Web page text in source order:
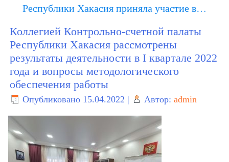
Республики Хакасия приняла участие в…
Коллегией Контрольно-счетной палаты
Республики Хакасия рассмотрены
результаты деятельности в I квартале 2022
года и вопросы методологического
обеспечения работы
Опубликовано 15.04.2022 | Автор: admin